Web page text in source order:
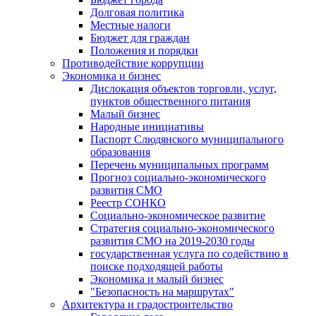
Долговая политика
Местные налоги
Бюджет для граждан
Положения и порядки
Противодействие коррупции
Экономика и бизнес
Дислокация объектов торговли, услуг,
пунктов общественного питания
Малый бизнес
Народные инициативы
Паспорт Слюдянского муниципального
образования
Перечень муниципальных программ
Прогноз социально-экономического
развития СМО
Реестр СОНКО
Социально-экономическое развитие
Стратегия социально-экономического
развития СМО на 2019-2030 годы
государственная услуга по содействию в
поиске подходящей работы
Экономика и малый бизнес
"Безопасность на маршрутах"
Архитектура и градостроительство